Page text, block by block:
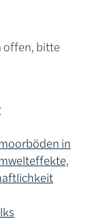
offen, bitte
in